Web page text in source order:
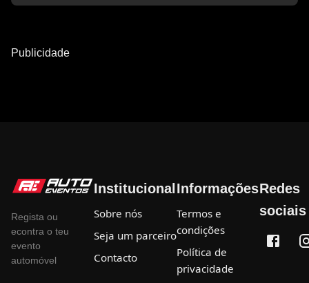
Publicidade
Regista ou
econtra o teu
evento
automóvel
Institucional
Sobre nós
Seja um parceiro
Contacto
Informações
Termos e
condições
Política de
privacidade
Redes
sociais